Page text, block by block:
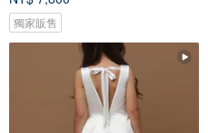
獨家販售